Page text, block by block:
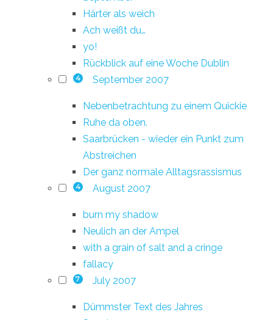
Härter als weich
Ach weißt du…
yo!
Rückblick auf eine Woche Dublin
4 September 2007
Nebenbetrachtung zu einem Quickie
Ruhe da oben.
Saarbrücken - wieder ein Punkt zum
Abstreichen
Der ganz normale Alltagsrassismus
4 August 2007
burn my shadow
Neulich an der Ampel
with a grain of salt and a cringe
fallacy
7 July 2007
Dümmster Text des Jahres